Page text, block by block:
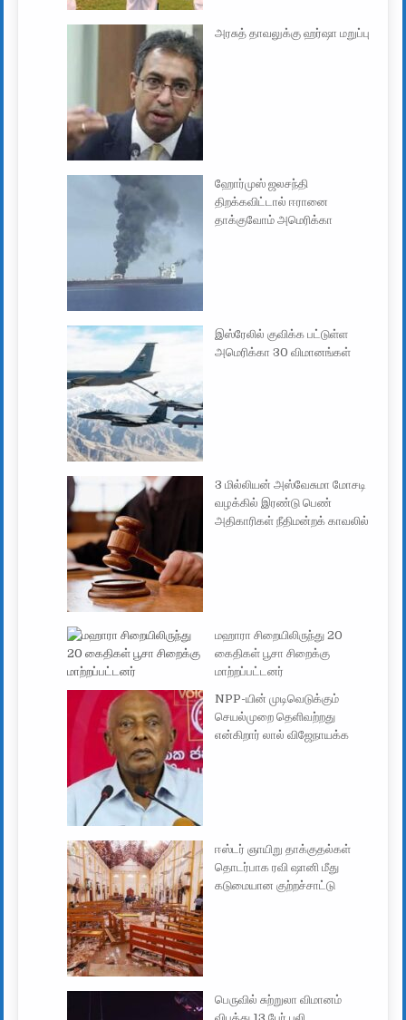
அரசுத் தாவலுக்கு ஹர்ஷா மறுப்பு
ஹோர்முஸ் ஜலசந்தி
திறக்கவிட்டால் ஈரானை
தாக்குவோம் அமெரிக்கா
இஸ்ரேலில் குவிக்க பட்டுள்ள
அமெரிக்கா 30 விமானங்கள்
3 மில்லியன் அஸ்வேசுமா மோசடி
வழக்கில் இரண்டு பெண்
அதிகாரிகள் நீதிமன்றக் காவலில்
மஹாரா சிறையிலிருந்து 20
கைதிகள் பூசா சிறைக்கு
மாற்றப்பட்டனர்
NPP-யின் முடிவெடுக்கும்
செயல்முறை தெளிவற்றது
என்கிறார் லால் விஜேநாயக்க
ஈஸ்டர் ஞாயிறு தாக்குதல்கள்
தொடர்பாக ரவி ஷானி மீது
கடுமையான குற்றச்சாட்டு
பெருவில் சுற்றுலா விமானம்